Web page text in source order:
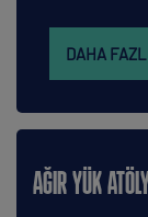
DAHA
AĞIR YÜK